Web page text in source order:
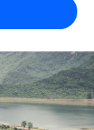
le monde
États des
par pays
quel
vitesses de